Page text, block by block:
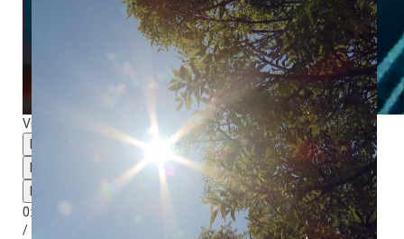
Video Player is loading.
0:00
/